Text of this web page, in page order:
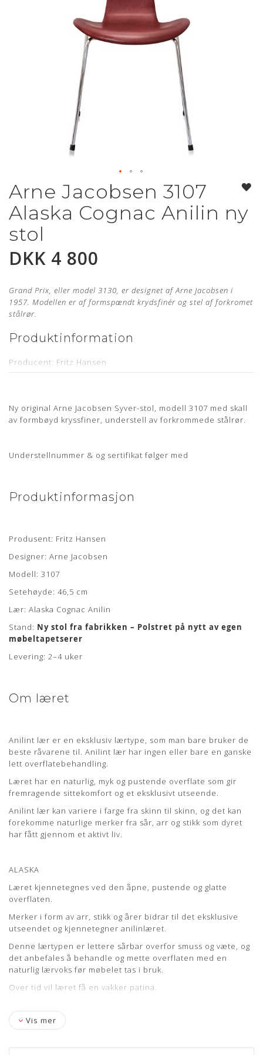
Gå
til
begynnelsen
av
bildegalleri
Arne Jacobsen 3107
Alaska Cognac Anilin ny
stol
DKK 4 800
Grand Prix, eller model 3130, er designet af Arne Jacobsen i
1957. Modellen er af formspændt krydsfinér og stel af forkromet
stålrør.
Produktinformation
Producent: Fritz Hansen
Læder: Elegance India Red Anilin
Mangler du en ny polstring til din Arne Jacobsen stol?
Om læderet
Anilin læder er en eksklusiv lædertype, hvor råvarer fra kun
det bedste sorteringsniveau er anvendt. Anilin læder har
Læderet har en naturlig rå, blød og åndbar overflade som
bidrager til en fremragende siddekomfort samt det
eksklusive udseende.
Anilin læder kan variere i farve fra skind til skind og der kan
forekomme naturlige mærker fra sår, ar og stikmærker, som
dyret har fået gennem sit aktive liv.
ELEGANCE læder kommer med en glat og blank vokset
overflade og er naturligt beskyttet overfor smuds og pletter.
Læderet vil patinere smukt med tiden.
Lædertykkelse: 1,2-1,4 mm.
Læs mere om pleje og vedligeholdelse her
Ny original Arne Jacobsen Syver-stol, modell 3107 med skall
av formbøyd kryssfiner, understell av forkrommede stålrør.
Understellnummer & og sertifikat følger med
Produktinformasjon
Produsent: Fritz Hansen
Designer: Arne Jacobsen
Modell: 3107
Setehøyde: 46,5 cm
Lær: Alaska Cognac Anilin
Stand: Ny stol fra fabrikken – Polstret på nytt av egen
møbeltapetserer
Levering: 2–4 uker
Om læret
Anilint lær er en eksklusiv lærtype, som man bare bruker de
beste råvarene til. Anilint lær har ingen eller bare en ganske
lett overflatebehandling.
Læret har en naturlig, myk og pustende overflate som gir
fremragende sittekomfort og et eksklusivt utseende.
Anilint lær kan variere i farge fra skinn til skinn, og det kan
forekomme naturlige merker fra sår, arr og stikk som dyret
har fått gjennom et aktivt liv.
ALASKA
Læret kjennetegnes ved den åpne, pustende og glatte
overflaten.
Merker i form av arr, stikk og årer bidrar til det eksklusive
utseendet og kjennetegner anilinlæret.
Denne lærtypen er lettere sårbar overfor smuss og væte, og
det anbefales å behandle og mette overflaten med en
naturlig lærvoks før møbelet tas i bruk.
Over tid vil læret få en vakker patina.
Vis mer